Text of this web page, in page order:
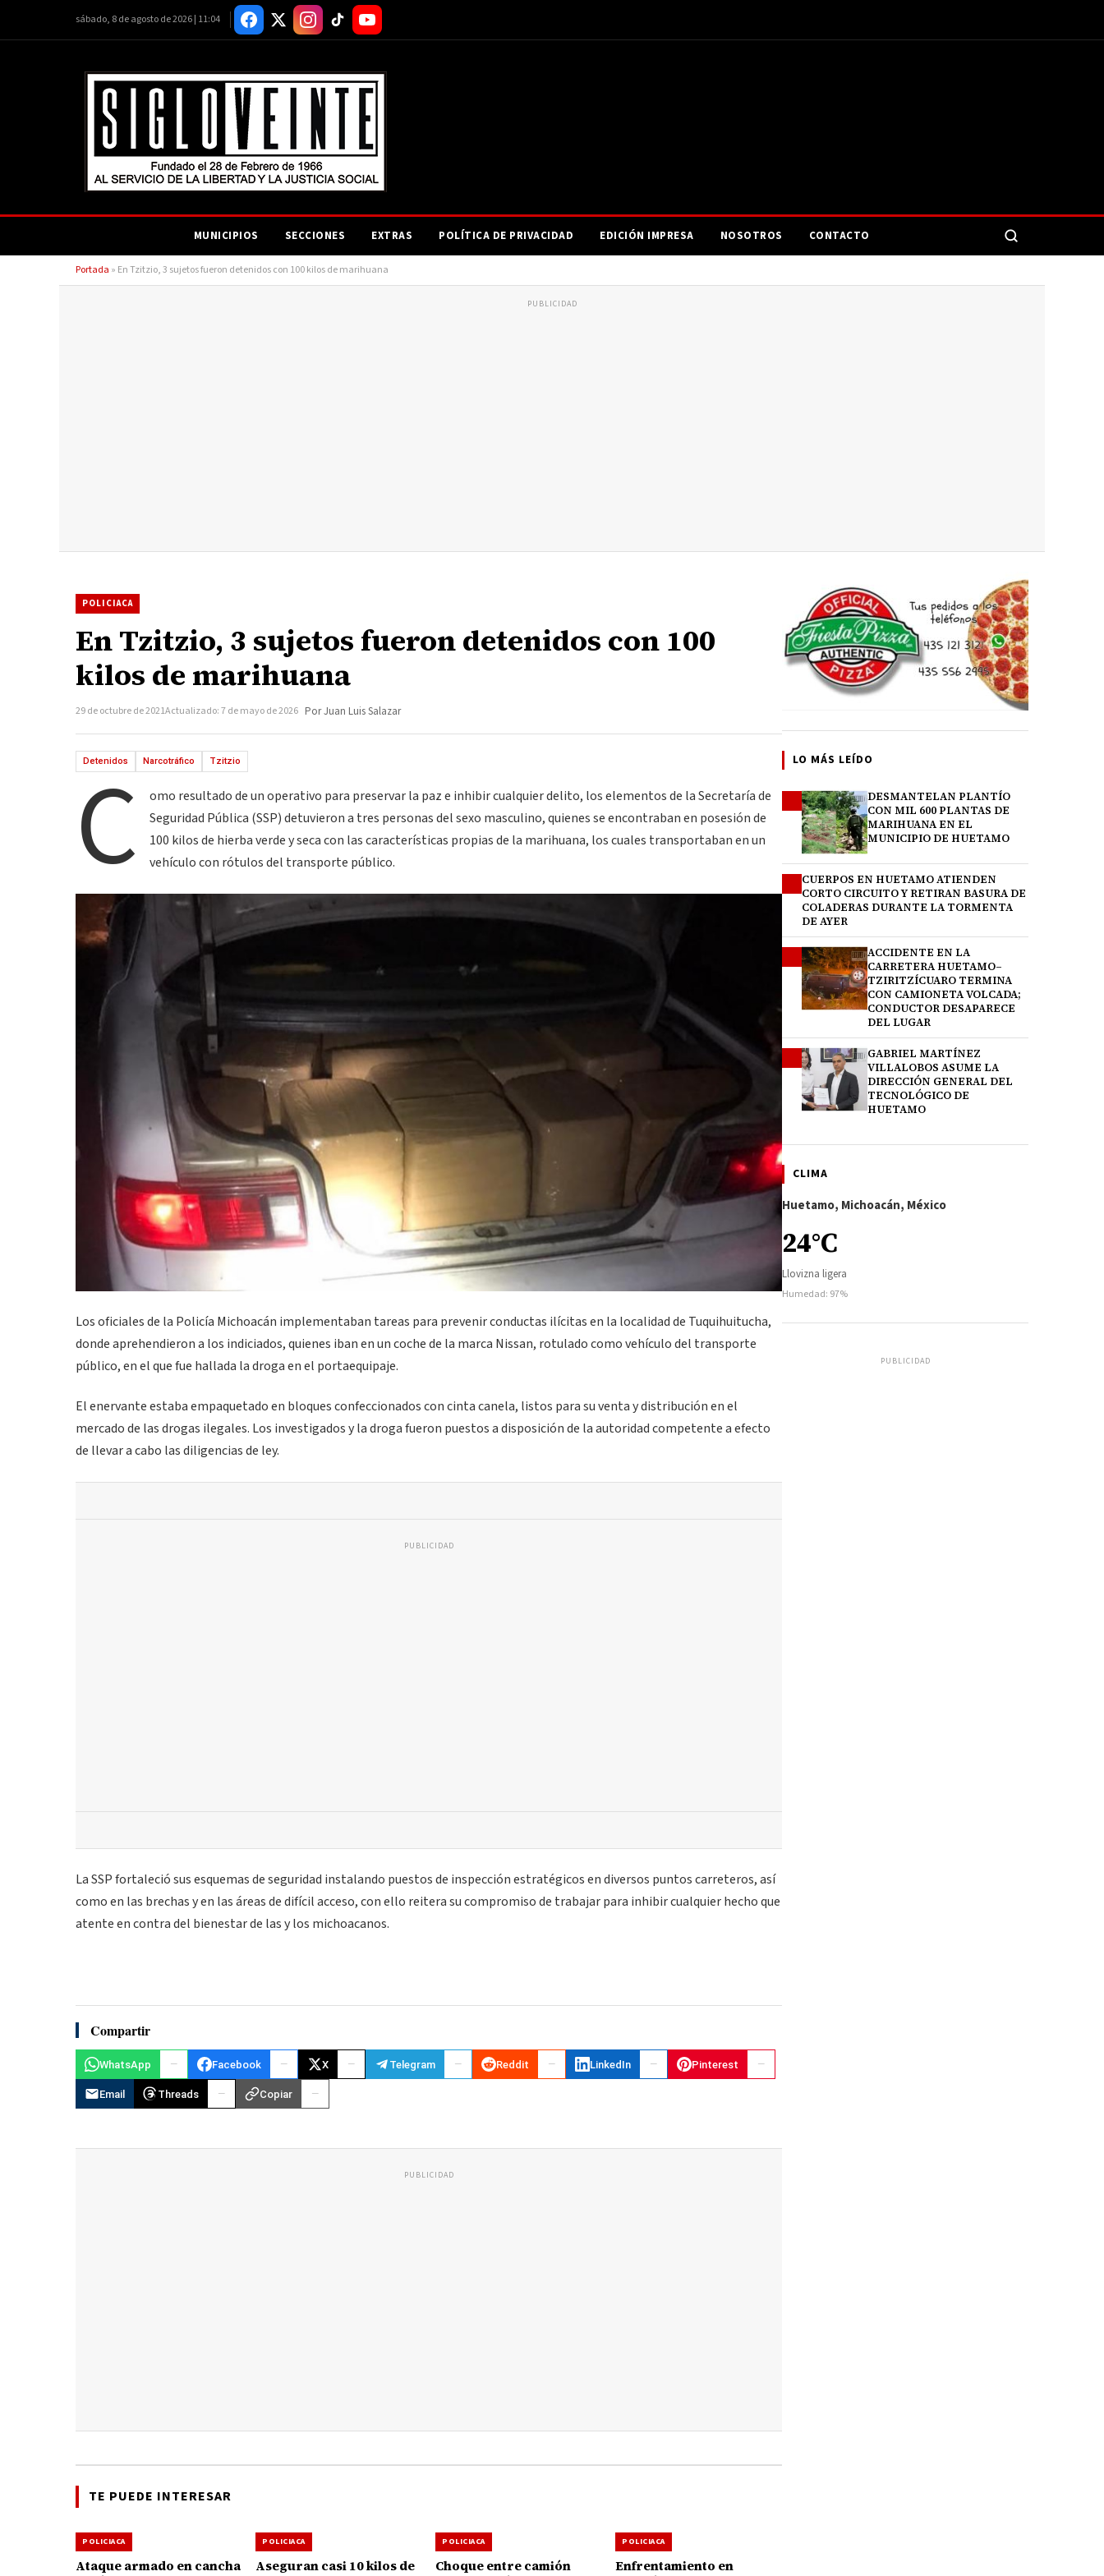
sábado, 8 de agosto de 2026 | 11:04
MUNICIPIOS SECCIONES EXTRAS POLÍTICA DE PRIVACIDAD EDICIÓN IMPRESA NOSOTROS CONTACTO
Portada » En Tzitzio, 3 sujetos fueron detenidos con 100 kilos de marihuana
PUBLICIDAD
POLICIACA
En Tzitzio, 3 sujetos fueron detenidos con 100
kilos de marihuana
29 de octubre de 2021Actualizado: 7 de mayo de 2026 Por Juan Luis Salazar
Detenidos Narcotráfico Tzitzio
C
omo resultado de un operativo para preservar la paz e inhibir cualquier delito, los elementos de la Secretaría de
Seguridad Pública (SSP) detuvieron a tres personas del sexo masculino, quienes se encontraban en posesión de
100 kilos de hierba verde y seca con las características propias de la marihuana, los cuales transportaban en un
vehículo con rótulos del transporte público.
Los oficiales de la Policía Michoacán implementaban tareas para prevenir conductas ilícitas en la localidad de Tuquihuitucha,
donde aprehendieron a los indiciados, quienes iban en un coche de la marca Nissan, rotulado como vehículo del transporte
público, en el que fue hallada la droga en el portaequipaje.
El enervante estaba empaquetado en bloques confeccionados con cinta canela, listos para su venta y distribución en el
mercado de las drogas ilegales. Los investigados y la droga fueron puestos a disposición de la autoridad competente a efecto
de llevar a cabo las diligencias de ley.
PUBLICIDAD
La SSP fortaleció sus esquemas de seguridad instalando puestos de inspección estratégicos en diversos puntos carreteros, así
como en las brechas y en las áreas de difícil acceso, con ello reitera su compromiso de trabajar para inhibir cualquier hecho que
atente en contra del bienestar de las y los michoacanos.
Compartir
WhatsApp Facebook X Telegram Reddit LinkedIn Pinterest
Email Threads Copiar
PUBLICIDAD
TE PUEDE INTERESAR
POLICIACA
Ataque armado en cancha
POLICIACA
Aseguran casi 10 kilos de
POLICIACA
Choque entre camión
POLICIACA
Enfrentamiento en
LO MÁS LEÍDO
DESMANTELAN PLANTÍO
CON MIL 600 PLANTAS DE
MARIHUANA EN EL
MUNICIPIO DE HUETAMO
CUERPOS EN HUETAMO ATIENDEN
CORTO CIRCUITO Y RETIRAN BASURA DE
COLADERAS DURANTE LA TORMENTA
DE AYER
ACCIDENTE EN LA
CARRETERA HUETAMO–
TZIRITZÍCUARO TERMINA
CON CAMIONETA VOLCADA;
CONDUCTOR DESAPARECE
DEL LUGAR
GABRIEL MARTÍNEZ
VILLALOBOS ASUME LA
DIRECCIÓN GENERAL DEL
TECNOLÓGICO DE
HUETAMO
CLIMA
Huetamo, Michoacán, México
24°C
Llovizna ligera
Humedad: 97%
PUBLICIDAD